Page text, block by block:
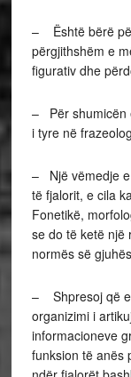
– Është bërë
përgjithshëm e
figurativ dhe
– Për shumicën
i tyre në
– Një vëmedje e
të fjalorit, e cila
Fonetikë,
se do të ketë një
normës së
– Shpresoj që
organizimi i
informacioneve
funksion të anës